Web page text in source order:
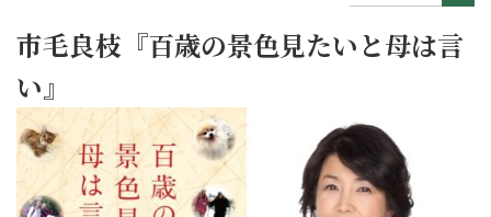
市毛良枝『百歳の景色見たいと母は言
い』